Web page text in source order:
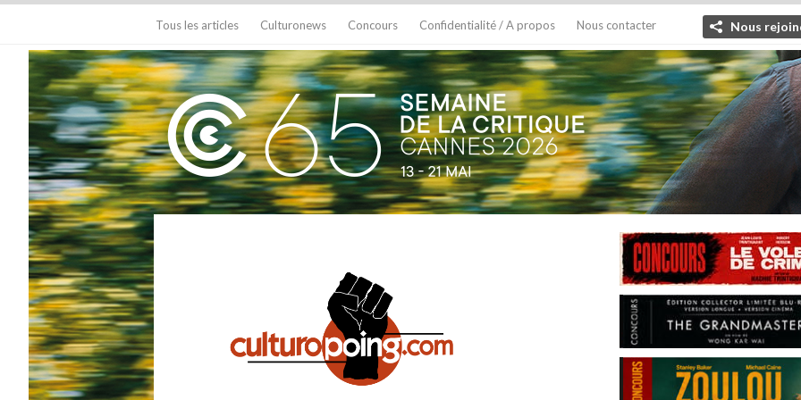
Tous les articles Culturonews Concours Confidentialité / A propos Nous contacter Nous